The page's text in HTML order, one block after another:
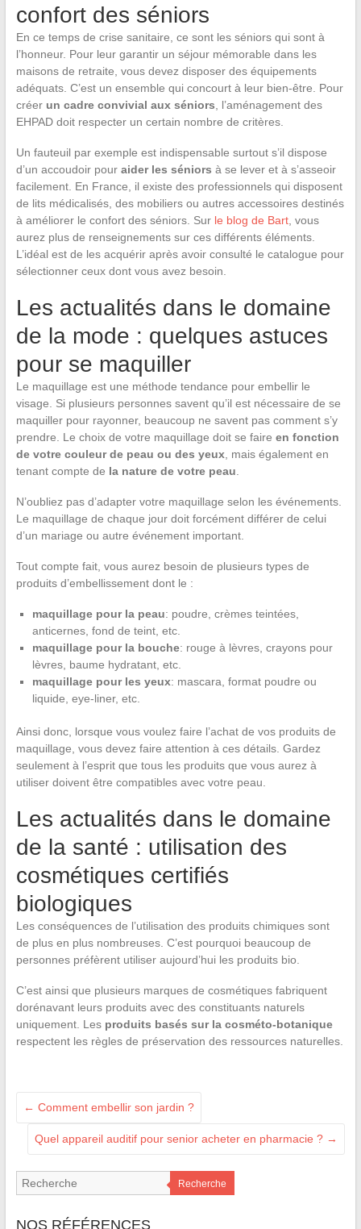
confort des séniors
En ce temps de crise sanitaire, ce sont les séniors qui sont à
l’honneur. Pour leur garantir un séjour mémorable dans les
maisons de retraite, vous devez disposer des équipements
adéquats. C’est un ensemble qui concourt à leur bien-être. Pour
créer un cadre convivial aux séniors , l’aménagement des
EHPAD doit respecter un certain nombre de critères.
Un fauteuil par exemple est indispensable surtout s’il dispose
d’un accoudoir pour aider les séniors à se lever et à s’asseoir
facilement. En France, il existe des professionnels qui disposent
de lits médicalisés, des mobiliers ou autres accessoires destinés
à améliorer le confort des séniors. Sur le blog de Bart, vous
aurez plus de renseignements sur ces différents éléments.
L’idéal est de les acquérir après avoir consulté le catalogue pour
sélectionner ceux dont vous avez besoin.
Les actualités dans le domaine
de la mode : quelques astuces
pour se maquiller
Le maquillage est une méthode tendance pour embellir le
visage. Si plusieurs personnes savent qu’il est nécessaire de se
maquiller pour rayonner, beaucoup ne savent pas comment s’y
prendre. Le choix de votre maquillage doit se faire en fonction
de votre couleur de peau ou des yeux, mais également en
tenant compte de la nature de votre peau
N’oubliez pas d’adapter votre maquillage selon les événements.
Le maquillage de chaque jour doit forcément différer de celui
d’un mariage ou autre événement important.
Tout compte fait, vous aurez besoin de plusieurs types de
produits d’embellissement dont le :
maquillage pour la peau: poudre, crèmes teintées,
anticernes, fond de teint, etc.
maquillage pour la bouche: rouge à lèvres, crayons pour
lèvres, baume hydratant, etc.
maquillage pour les yeux: mascara, format poudre ou
liquide, eye-liner, etc.
Ainsi donc, lorsque vous voulez faire l’achat de vos produits de
maquillage, vous devez faire attention à ces détails. Gardez
seulement à l’esprit que tous les produits que vous aurez à
utiliser doivent être compatibles avec votre peau.
Les actualités dans le domaine
de la santé : utilisation des
cosmétiques certifiés
biologiques
Les conséquences de l’utilisation des produits chimiques sont
de plus en plus nombreuses. C’est pourquoi beaucoup de
personnes préfèrent utiliser aujourd’hui les produits bio.
C’est ainsi que plusieurs marques de cosmétiques fabriquent
dorénavant leurs produits avec des constituants naturels
uniquement. Les produits basés sur la cosméto-botanique
respectent les règles de préservation des ressources naturelles.
← Comment embellir son jardin ?
Quel appareil auditif pour senior acheter en pharmacie ? →
Recherche
NOS RÉFÉRENCES